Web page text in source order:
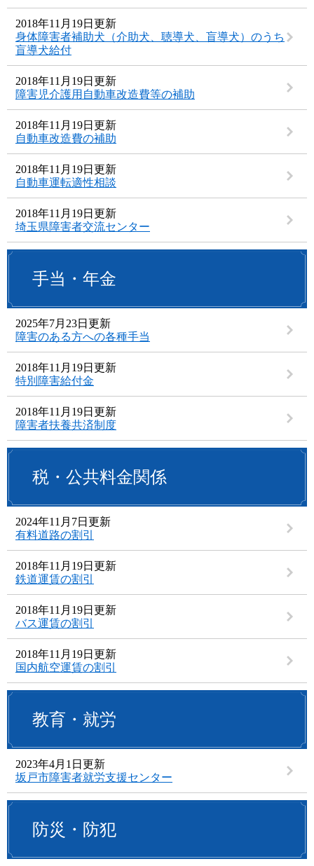
2018年11月19日更新
身体障害者補助犬（介助犬、聴導犬、盲導犬）のうち
盲導犬給付
2018年11月19日更新
障害児介護用自動車改造費等の補助
2018年11月19日更新
自動車改造費の補助
2018年11月19日更新
自動車運転適性相談
2018年11月19日更新
埼玉県障害者交流センター
手当・年金
2025年7月23日更新
障害のある方への各種手当
2018年11月19日更新
特別障害給付金
2018年11月19日更新
障害者扶養共済制度
税・公共料金関係
2024年11月7日更新
有料道路の割引
2018年11月19日更新
鉄道運賃の割引
2018年11月19日更新
バス運賃の割引
2018年11月19日更新
国内航空運賃の割引
教育・就労
2023年4月1日更新
坂戸市障害者就労支援センター
防災・防犯